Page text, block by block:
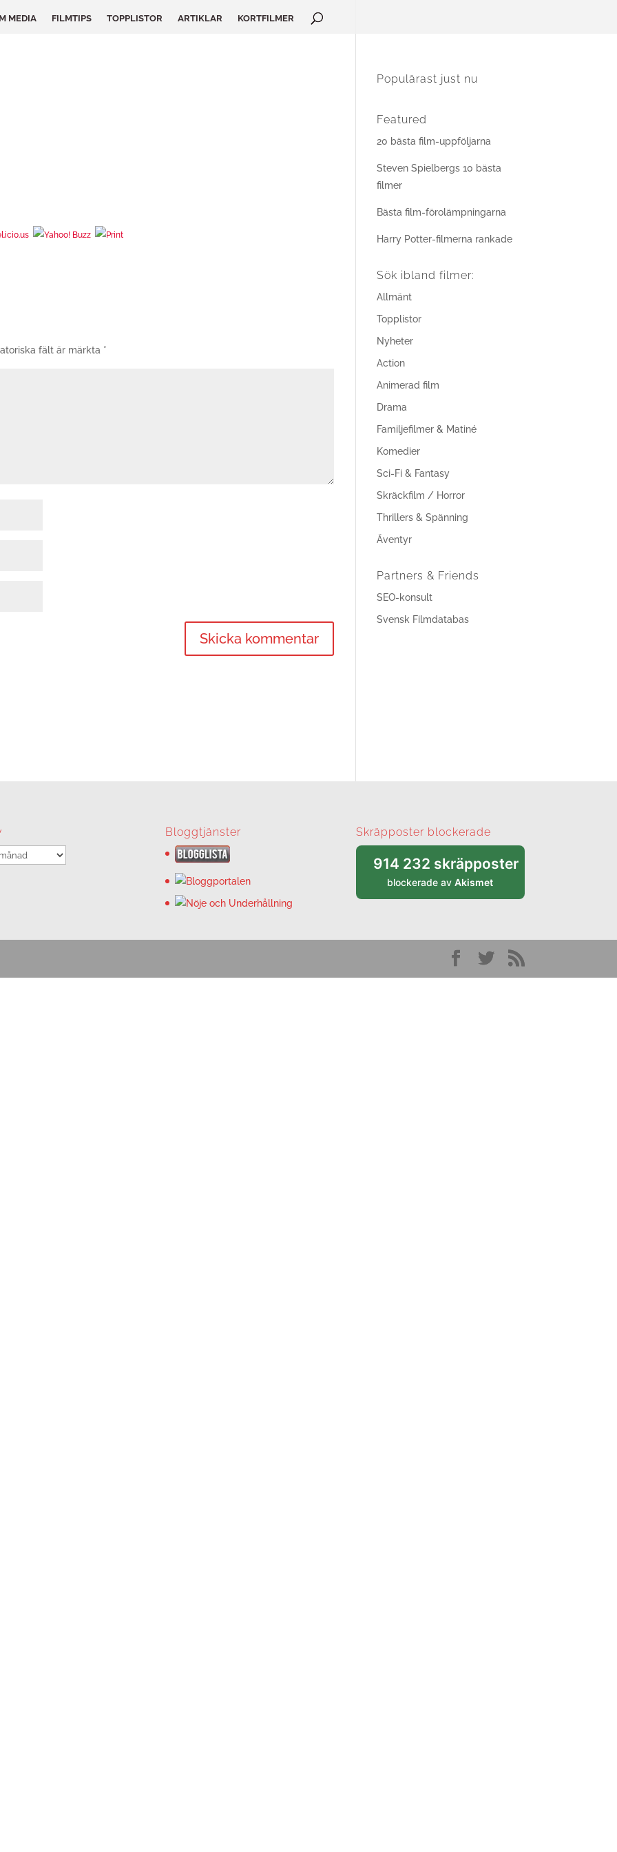
MEDIA FILMTIPS TOPPLISTOR ARTIKLAR KORTFILMER
fält är märkta *
Populärast just nu
Featured
20 bästa film-uppföljarna
Steven Spielbergs 10 bästa
filmer
Bästa film-förolämpningarna
Harry Potter-filmerna rankade
Sök ibland filmer:
Allmänt
Topplistor
Nyheter
Action
Animerad film
Drama
Familjefilmer & Matiné
Komedier
Sci-Fi & Fantasy
Skräckfilm / Horror
Thrillers & Spänning
Äventyr
Partners & Friends
SEO-konsult
Svensk Filmdatabas
Bloggtjänster Skräpposter blockerade
914 232 skräpposter
blockerade avAkismet